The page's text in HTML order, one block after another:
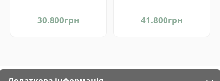
30.800грн 41.800грн